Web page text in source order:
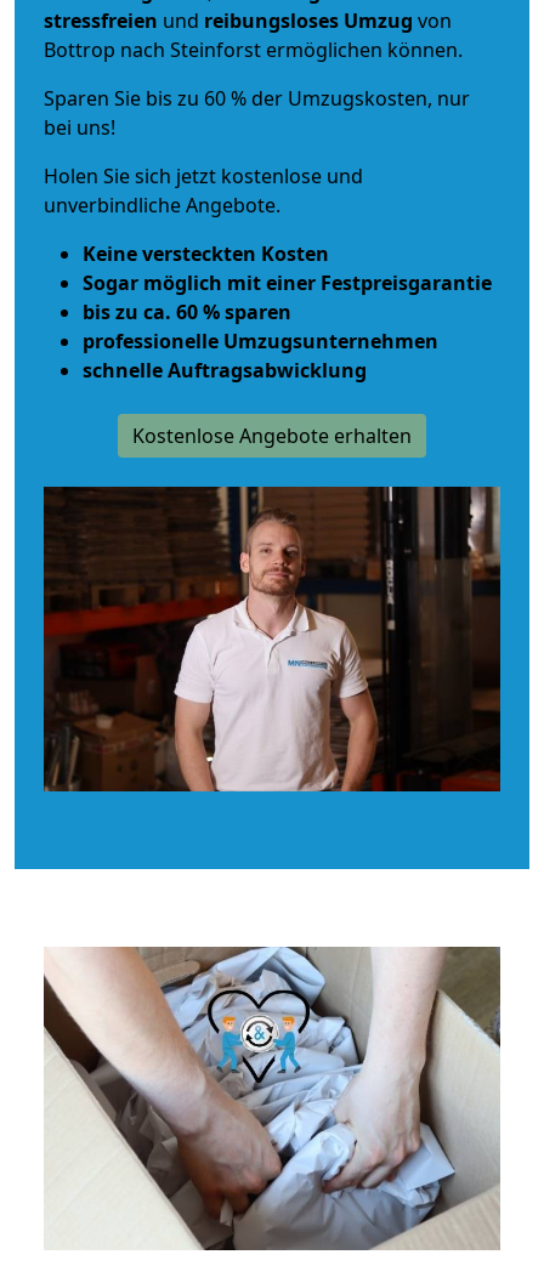
stressfreien und reibungsloses Umzug von
Bottrop nach Steinforst ermöglichen können.
Sparen Sie bis zu 60 % der Umzugskosten, nur
bei uns!
Holen Sie sich jetzt kostenlose und
unverbindliche Angebote.
Keine versteckten Kosten
Sogar möglich mit einer Festpreisgarantie
bis zu ca. 60 % sparen
professionelle Umzugsunternehmen
schnelle Auftragsabwicklung
Kostenlose Angebote erhalten